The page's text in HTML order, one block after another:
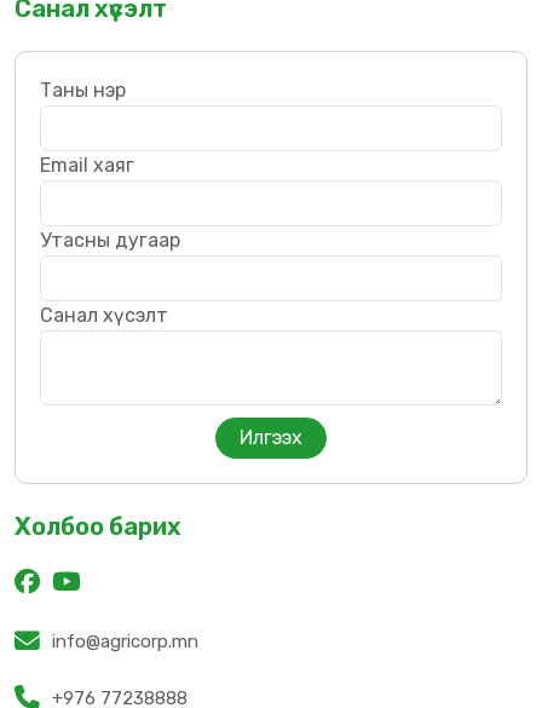
Санал хүсэлт
Таны нэр
Email хаяг
Утасны дугаар
Санал хүсэлт
Холбоо барих
info@agricorp.mn
+976 77238888